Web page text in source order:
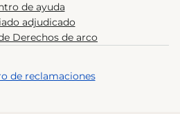
de ayuda
adjudicado
Derechos de arco
de reclamaciones